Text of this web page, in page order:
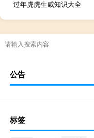
过年虎虎生威知识大全
公告
标签